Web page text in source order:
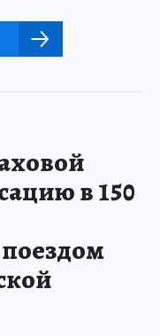
в 150